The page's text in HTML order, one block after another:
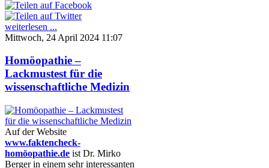
weiterlesen ...
Mittwoch, 24 April 2024 11:07
Homöopathie –
Lackmustest für die
wissenschaftliche Medizin
Auf der Website
www.faktencheck-
homöopathie.de ist Dr. Mirko
Berger in einem sehr interessanten